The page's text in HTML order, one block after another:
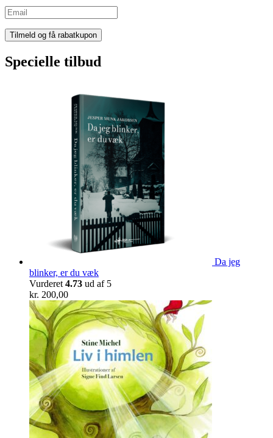
Specielle tilbud
Da jeg
blinker, er du væk
Vurderet 4.73 ud af 5
kr. 200,00